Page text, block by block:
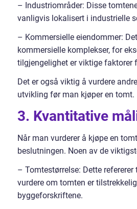
– Industriområder: Disse
vanligvis lokalisert i industrielle
– Kommersielle eiendommer:
kommersielle komplekser, for
tilgjengelighet er viktige faktorer
Det er også viktig å vurdere
utvikling før man kjøper en tomt.
3. Kvantitative
Når man vurderer å kjøpe en
beslutningen. Noen av de
– Tomtestørrelse: Dette
vurdere om tomten er
byggeforskriftene.